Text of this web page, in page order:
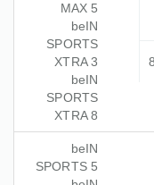
MAX 5
beIN
SPORTS
XTRA 3
beIN
SPORTS
XTRA 8
beIN
SPORTS 5